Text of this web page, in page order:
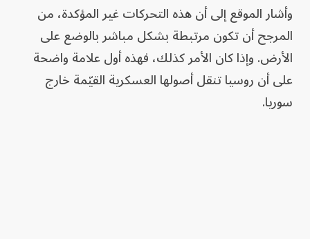
وأشار الموقع إلى أن هذه التحركات غير المؤكدة، من
المرجح أن تكون مرتبطة بشكل مباشر بالوضع على
الأرض. وإذا كان الأمر كذلك، فهذه أول علامة واضحة
على أن روسيا تنقل أصولها العسكرية القيّمة خارج
سوريا.